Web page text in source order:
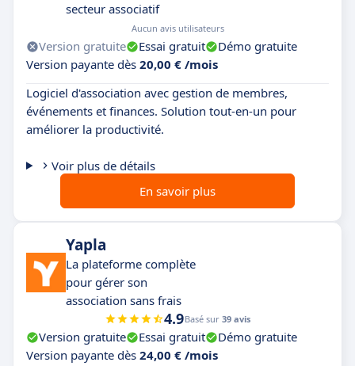
secteur associatif
Aucun avis utilisateurs
Version gratuite Essai gratuit
Démo gratuite
Version payante dès 20,00 € /mois
Logiciel d'association avec gestion de membres,
événements et finances. Solution tout-en-un pour
améliorer la productivité.
Voir plus de détails
En savoir plus
Yapla
La plateforme complète
pour gérer son
association sans frais
4.9Basé sur 39 avis
Version gratuite Essai gratuit
Démo gratuite
Version payante dès 24,00 € /mois